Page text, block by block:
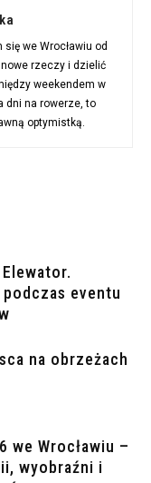
we Wrocławiu od
rzeczy i dzielić
weekendem w
dni na rowerze, to
optymistką.
eventu
na obrzeżach
we Wrocławiu –
wyobraźni i